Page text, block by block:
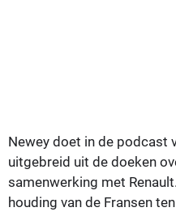
Newey doet in de podcast
uitgebreid uit de doeken
samenwerking met
houding van de Fransen